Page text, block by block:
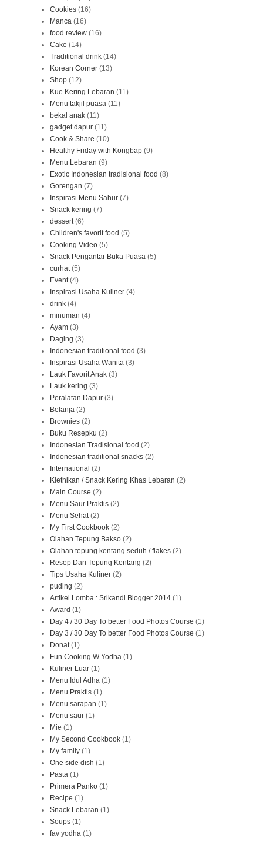
Cookies (16)
Manca (16)
food review (16)
Cake (14)
Traditional drink (14)
Korean Corner (13)
Shop (12)
Kue Kering Lebaran (11)
Menu takjil puasa (11)
bekal anak (11)
gadget dapur (11)
Cook & Share (10)
Healthy Friday with Kongbap (9)
Menu Lebaran (9)
Exotic Indonesian tradisional food (8)
Gorengan (7)
Inspirasi Menu Sahur (7)
Snack kering (7)
dessert (6)
Children's favorit food (5)
Cooking Video (5)
Snack Pengantar Buka Puasa (5)
curhat (5)
Event (4)
Inspirasi Usaha Kuliner (4)
drink (4)
minuman (4)
Ayam (3)
Daging (3)
Indonesian traditional food (3)
Inspirasi Usaha Wanita (3)
Lauk Favorit Anak (3)
Lauk kering (3)
Peralatan Dapur (3)
Belanja (2)
Brownies (2)
Buku Resepku (2)
Indonesian Tradisional food (2)
Indonesian traditional snacks (2)
International (2)
Klethikan / Snack Kering Khas Lebaran (2)
Main Course (2)
Menu Saur Praktis (2)
Menu Sehat (2)
My First Cookbook (2)
Olahan Tepung Bakso (2)
Olahan tepung kentang seduh / flakes (2)
Resep Dari Tepung Kentang (2)
Tips Usaha Kuliner (2)
puding (2)
Artikel Lomba : Srikandi Blogger 2014 (1)
Award (1)
Day 4 / 30 Day To better Food Photos Course (1)
Day 3 / 30 Day To better Food Photos Course (1)
Donat (1)
Fun Cooking W Yodha (1)
Kuliner Luar (1)
Menu Idul Adha (1)
Menu Praktis (1)
Menu sarapan (1)
Menu saur (1)
Mie (1)
My Second Cookbook (1)
My family (1)
One side dish (1)
Pasta (1)
Primera Panko (1)
Recipe (1)
Snack Lebaran (1)
Soups (1)
fav yodha (1)